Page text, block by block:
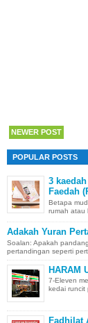
NEWER POST
POPULAR POSTS
3
Faedah
Betapa
rumah atau
Adakah Yuran
Soalan: Apakah
pertandingan seperti
HARAM
7-Eleven
kedai runcit
Fadhilat